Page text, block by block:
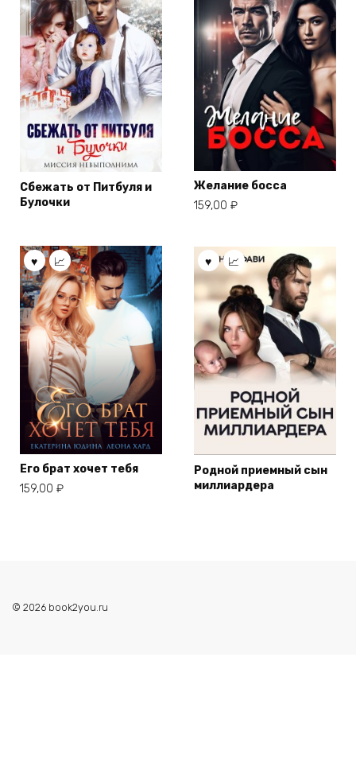
Сбежать от Питбуля и
Булочки
Желание босса
159,00 ₽
Его брат хочет тебя
159,00 ₽
Родной приемный сын
миллиардера
© 2026 book2you.ru